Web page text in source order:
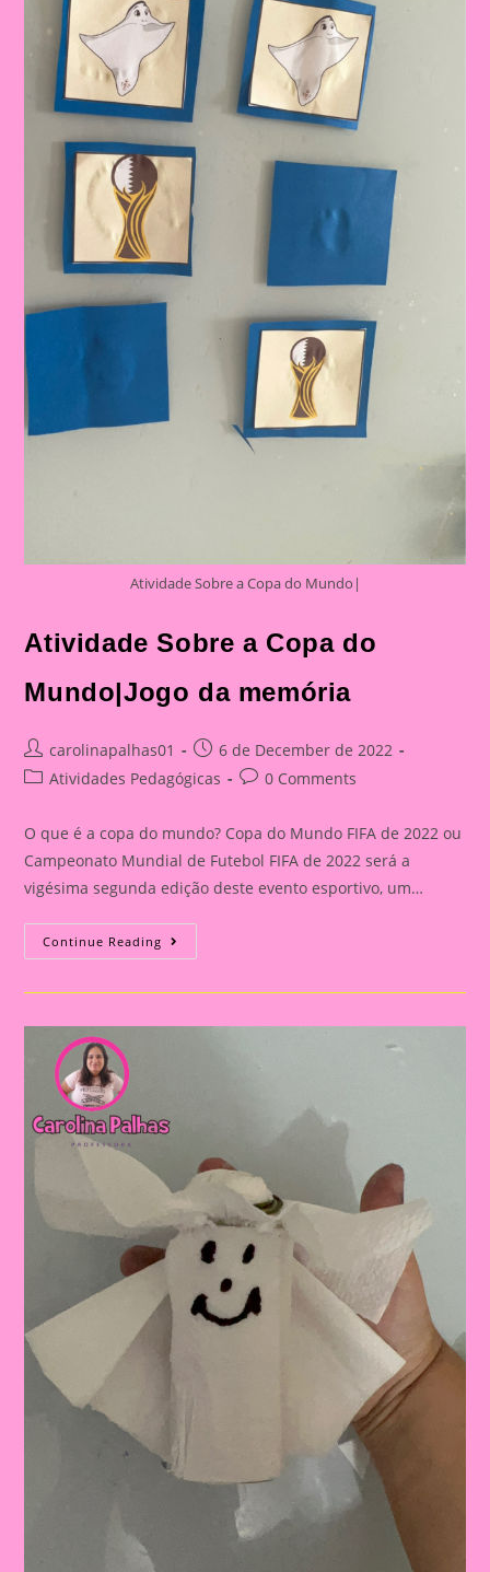
Atividade Sobre a Copa do Mundo|
Atividade Sobre a Copa do
Mundo|Jogo da memória
Post
author:
carolinapalhas01
Post
published:
6 de December de 2022
PostAtividades Pedagógicas
Post0 Comments
O que é a copa do mundo? Copa do Mundo FIFA de 2022 ou
Campeonato Mundial de Futebol FIFA de 2022 será a
vigésima segunda edição deste evento esportivo, um…
Continue Reading Atividade
Sobre
Copa
Da